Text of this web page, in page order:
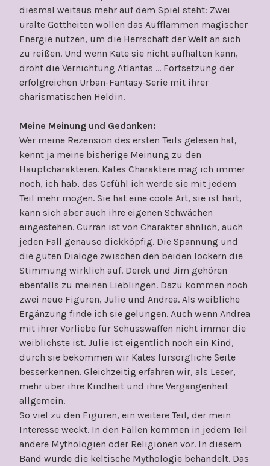
diesmal weitaus mehr auf dem Spiel steht: Zwei
uralte Gottheiten wollen das Aufflammen magischer
Energie nutzen, um die Herrschaft der Welt an sich
zu reißen. Und wenn Kate sie nicht aufhalten kann,
droht die Vernichtung Atlantas … Fortsetzung der
erfolgreichen Urban-Fantasy-Serie mit ihrer
charismatischen Heldin.
Meine Meinung und Gedanken:
Wer meine Rezension des ersten Teils gelesen hat,
kennt ja meine bisherige Meinung zu den
Hauptcharakteren. Kates Charaktere mag ich immer
noch, ich hab, das Gefühl ich werde sie mit jedem
Teil mehr mögen. Sie hat eine coole Art, sie ist hart,
kann sich aber auch ihre eigenen Schwächen
eingestehen. Curran ist von Charakter ähnlich, auch
jeden Fall genauso dickköpfig. Die Spannung und
die guten Dialoge zwischen den beiden lockern die
Stimmung wirklich auf. Derek und Jim gehören
ebenfalls zu meinen Lieblingen. Dazu kommen noch
zwei neue Figuren, Julie und Andrea. Als weibliche
Ergänzung finde ich sie gelungen. Auch wenn Andrea
mit ihrer Vorliebe für Schusswaffen nicht immer die
weiblichste ist. Julie ist eigentlich noch ein Kind,
durch sie bekommen wir Kates fürsorgliche Seite
besserkennen. Gleichzeitig erfahren wir, als Leser,
mehr über ihre Kindheit und ihre Vergangenheit
allgemein.
So viel zu den Figuren, ein weitere Teil, der mein
Interesse weckt. In den Fällen kommen in jedem Teil
andere Mythologien oder Religionen vor. In diesem
Band wurde die keltische Mythologie behandelt. Das